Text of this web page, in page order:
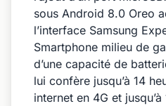
sous Android 8.0 Oreo
l’interface Samsung
Smartphone milieu de
d’une capacité de
lui confère jusqu’à 14
internet en 4G et